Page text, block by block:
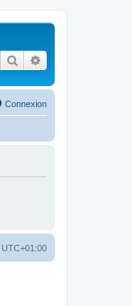
Rechercher
Connexion
UTC+01:00